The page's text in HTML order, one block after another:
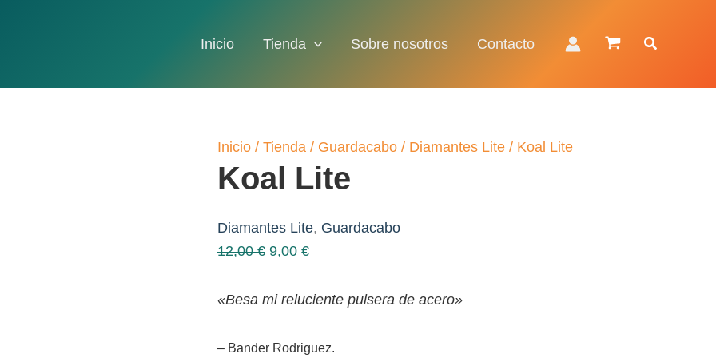
Inicio Tienda Sobre nosotros Contacto Buscar
Inicio / Tienda / Guardacabo / Diamantes Lite / Koal Lite
Koal Lite
Diamantes Lite, Guardacabo
12,00€ El
original
12,00 €.
9,00 €El
actual
9,00 €.
«Besa mi reluciente pulsera de acero»
– Bander Rodriguez.